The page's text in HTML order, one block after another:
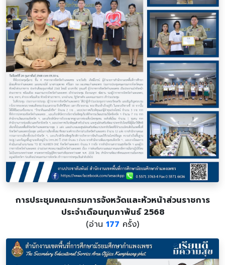
การประชุมคณะกรมการจังหวัดและหัวหน้าส่วนราชการ
ประจำเดือนกุมภาพันธ์ 2568
(อ่าน 177 ครั้ง)